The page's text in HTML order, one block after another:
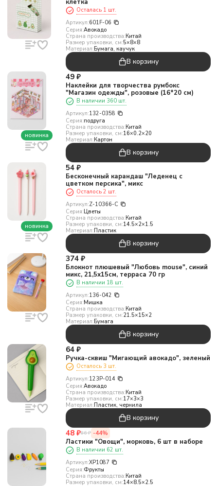
клетка
Осталась 1 шт.
Артикул:601F-06
Серия:Авокадо
Страна производства:Китай
Размер упаковки, см:5×8×8
Материал:Бумага, каучук
В корзину
новинка
49 ₽
Наклейки для творчества румбокс
"Магазин одежды", розовые (16*20 см)
В наличии 360 шт.
Артикул:132-0358
Серия:подруга
Страна производства:Китай
Размер упаковки, см:16×0.2×20
Материал:Картон
В корзину
новинка
54 ₽
Бесконечный карандаш "Леденец с
цветком персика", микс
Осталось 2 шт.
Артикул:Z-10366-C
Серия:Цветы
Страна производства:Китай
Размер упаковки, см:14.5×2×1.5
Материал:Пластик
В корзину
374 ₽
Блокнот плюшевый "Любовь mouse", синий
микс, 21,5х15см, терраса 70 гр
В наличии 18 шт.
Артикул:136-042
Серия:Мишка
Страна производства:Китай
Размер упаковки, см:21.5×15×2
Материал:Бумага
В корзину
64 ₽
Ручка-сквиш "Мигающий авокадо", зеленый
Осталось 3 шт.
Артикул:123P-014
Серия:Авокадо
Страна производства:Китай
Размер упаковки, см:17×3×3
Материал:Пластик, чернила
В корзину
48 ₽86 ₽ -44%
Ластики "Овощи", морковь, 6 шт в наборе
В наличии 62 шт.
Артикул:XP1087
Серия:Фрукты
Страна производства:Китай
Размер упаковки, см:14×8.5×2.5